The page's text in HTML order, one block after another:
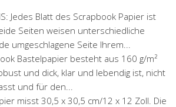
Jedes Blatt des Scrapbook Papier ist
Seiten weisen unterschiedliche
umgeschlagene Seite Ihrem...
Bastelpapier besteht aus 160 g/m²
und dick, klar und lebendig ist, nicht
und für den...
misst 30,5 x 30,5 cm/12 x 12 Zoll. Die